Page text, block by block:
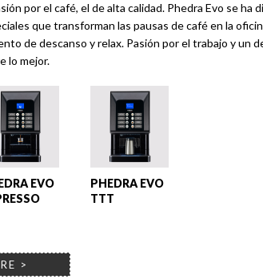
por el café, el de alta calidad. Phedra Evo se ha
que transforman las pausas de café en la
de descanso y relax. Pasión por el trabajo y un
lo mejor.
EVO
PHEDRA EVO
TTT
>